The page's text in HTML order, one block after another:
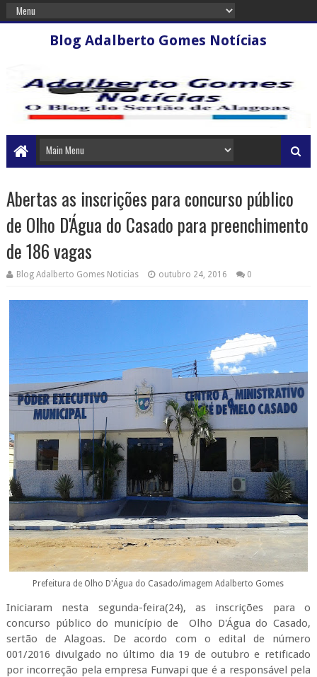
Blog Adalberto Gomes Notícias
Abertas as inscrições para concurso público
de Olho D'Água do Casado para preenchimento
de 186 vagas
Blog Adalberto Gomes Noticias outubro 24, 2016 0
Prefeitura de Olho D'Água do Casado/imagem Adalberto Gomes
Iniciaram nesta segunda-feira(24), as inscrições para o
concurso público do município de Olho D'Água do Casado,
sertão de Alagoas. De acordo com o edital de número
001/2016 divulgado no último dia 19 de outubro e retificado
por incorreção pela empresa Funvapi que é a responsável pela